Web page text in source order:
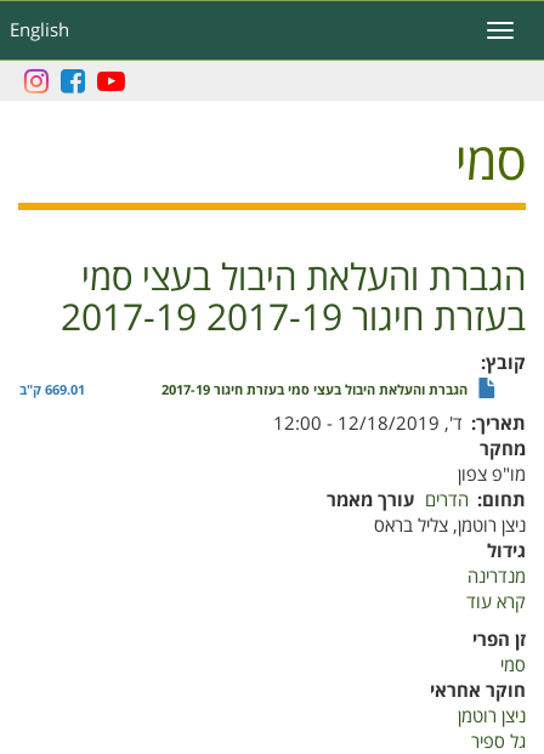
לתוכן
העיקרי
English
Toggle
navigation
סמי
הגברת והעלאת היבול בעצי סמי
בעזרת חיגור 2017-19 2017-19
קובץ
הגברת והעלאת היבול בעצי סמי בעזרת חיגור 2017-19 669.01 ק"ב
תאריך ד', 12/18/2019 - 12:00
מחקר
מו"פ צפון
תחום הדרים עורך מאמר
ניצן רוטמן, צליל בראס
גידול
מנדרינה
קרא עוד
בעצי
סמי
זן הפרי
סמי
חוקר אחראי
ניצן רוטמן
גל ספיר